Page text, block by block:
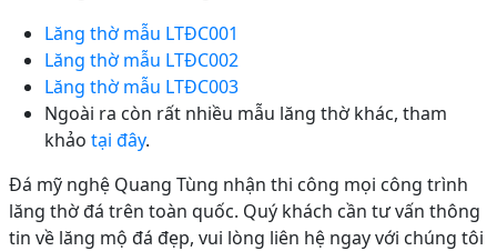
Lăng thờ mẫu LTĐC001
Lăng thờ mẫu LTĐC002
Lăng thờ mẫu LTĐC003
Ngoài ra còn rất nhiều mẫu lăng thờ khác, tham
khảo tại đây.
Đá mỹ nghệ Quang Tùng nhận thi công mọi công trình
lăng thờ đá trên toàn quốc. Quý khách cần tư vấn thông
tin về lăng mộ đá đẹp, vui lòng liên hệ ngay với chúng tôi